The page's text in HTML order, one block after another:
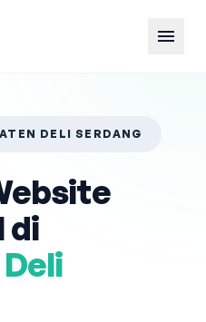
menu
DELI SERDANG
di